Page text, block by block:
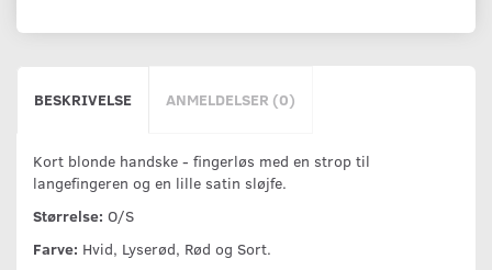
BESKRIVELSE ANMELDELSER (0)
Kort blonde handske - fingerløs med en strop til
langefingeren og en lille satin sløjfe.
Størrelse: O/S
Farve: Hvid, Lyserød, Rød og Sort.